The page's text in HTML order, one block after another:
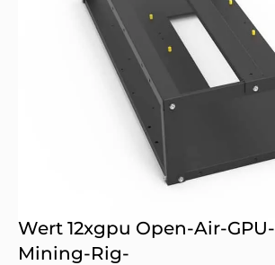
Wert 12xgpu Open-Air-GPU-
Mining-Rig-